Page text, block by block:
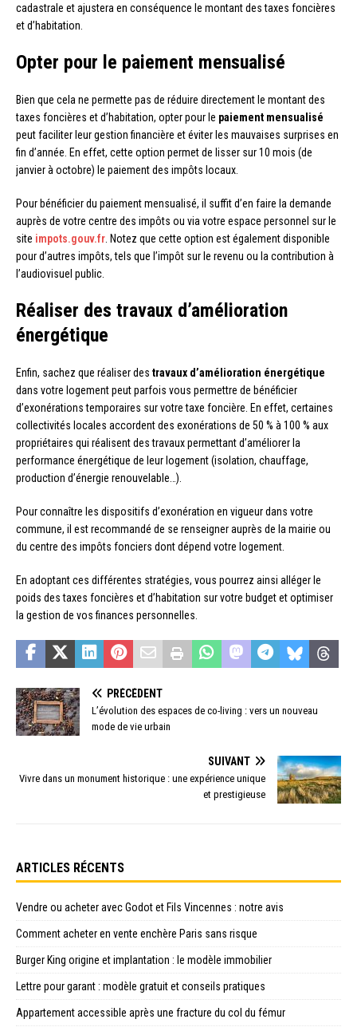
cadastrale et ajustera en conséquence le montant des taxes foncières
et d’habitation.
Opter pour le paiement mensualisé
Bien que cela ne permette pas de réduire directement le montant des
taxes foncières et d’habitation, opter pour le paiement mensualisé
peut faciliter leur gestion financière et éviter les mauvaises surprises en
fin d’année. En effet, cette option permet de lisser sur 10 mois (de
janvier à octobre) le paiement des impôts locaux.
Pour bénéficier du paiement mensualisé, il suffit d’en faire la demande
auprès de votre centre des impôts ou via votre espace personnel sur le
site impots.gouv.fr . Notez que cette option est également disponible
pour d’autres impôts, tels que l’impôt sur le revenu ou la contribution à
l’audiovisuel public.
Réaliser des travaux d’amélioration
énergétique
Enfin, sachez que réaliser des travaux d’amélioration énergétique
dans votre logement peut parfois vous permettre de bénéficier
d’exonérations temporaires sur votre taxe foncière. En effet, certaines
collectivités locales accordent des exonérations de 50 % à 100 % aux
propriétaires qui réalisent des travaux permettant d’améliorer la
performance énergétique de leur logement (isolation, chauffage,
production d’énergie renouvelable…).
Pour connaître les dispositifs d’exonération en vigueur dans votre
commune, il est recommandé de se renseigner auprès de la mairie ou
du centre des impôts fonciers dont dépend votre logement.
En adoptant ces différentes stratégies, vous pourrez ainsi alléger le
poids des taxes foncières et d’habitation sur votre budget et optimiser
la gestion de vos finances personnelles.
PRÉCÉDENT
L’évolution des espaces de co-living : vers un nouveau
mode de vie urbain
SUIVANT
Vivre dans un monument historique : une expérience unique
et prestigieuse
ARTICLES RÉCENTS
Vendre ou acheter avec Godot et Fils Vincennes : notre avis
Comment acheter en vente enchère Paris sans risque
Burger King origine et implantation : le modèle immobilier
Lettre pour garant : modèle gratuit et conseils pratiques
Appartement accessible après une fracture du col du fémur